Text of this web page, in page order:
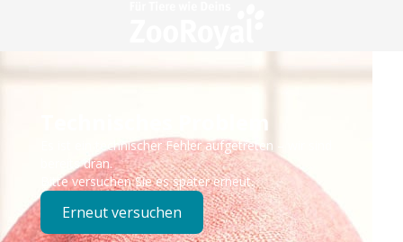
Technisches Problem
Es ist ein technischer Fehler aufgetreten – wir sind
bereits dran.
Bitte versuchen Sie es später erneut.
Erneut versuchen